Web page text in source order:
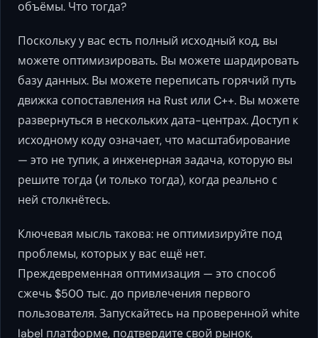
объёмы. Что тогда?
Поскольку у вас есть полный исходный код, вы
можете оптимизировать. Вы можете шардировать
базу данных. Вы можете переписать горячий путь
движка сопоставления на Rust или C++. Вы можете
развернуться в нескольких дата-центрах. Доступ к
исходному коду означает, что масштабирование
— это не тупик, а инженерная задача, которую вы
решите тогда (и только тогда), когда реально с
ней столкнётесь.
Ключевая мысль такова: не оптимизируйте под
проблемы, которых у вас ещё нет.
Преждевременная оптимизация — это способ
сжечь $500 тыс. до привлечения первого
пользователя. Запускайтесь на проверенной white
label платформе, подтвердите свой рынок,